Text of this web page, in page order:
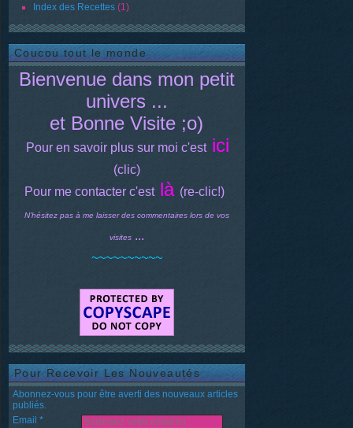
Index des Recettes (1)
Coucou tout le monde
Bienvenue dans mon petit
univers ...
et Bonne Visite ;o)
Pour en savoir plus sur moi c'est ici
(clic)
Pour me contacter c'est là (re-clic!)
N'hésitez pas à me laisser des commentaires lors de vos
visites ...
~~~~~~~~~~
Pour Recevoir Les Nouveautés
Abonnez-vous pour être averti des nouveaux articles
publiés.
Email